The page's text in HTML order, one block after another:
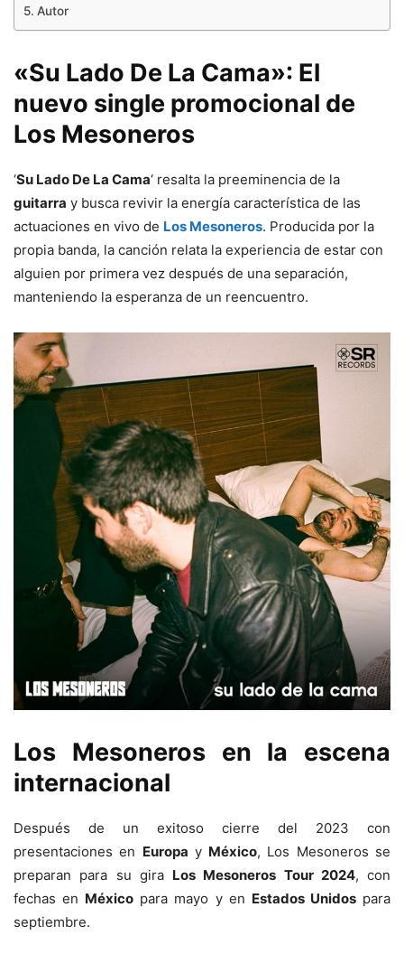
Autor
«Su Lado De La Cama»: El
nuevo single promocional de
Los Mesoneros
‘Su Lado De La Cama‘ resalta la preeminencia de la
guitarra y busca revivir la energía característica de las
actuaciones en vivo de Los Mesoneros. Producida por la
propia banda, la canción relata la experiencia de estar con
alguien por primera vez después de una separación,
manteniendo la esperanza de un reencuentro.
Los Mesoneros en la escena
internacional
Después de un exitoso cierre del 2023 con
presentaciones en Europa y México, Los Mesoneros se
preparan para su gira Los Mesoneros Tour 2024, con
fechas en México para mayo y en Estados Unidospara
septiembre.